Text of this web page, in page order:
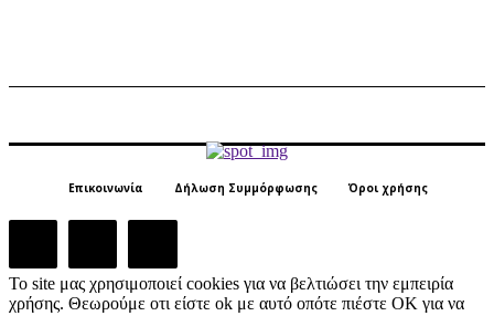
Επικοινωνία Δήλωση Συμμόρφωσης Όροι χρήσης
Το site μας χρησιμοποιεί cookies για να βελτιώσει την εμπειρία
χρήσης. Θεωρούμε οτι είστε ok με αυτό οπότε πιέστε ΟΚ για να